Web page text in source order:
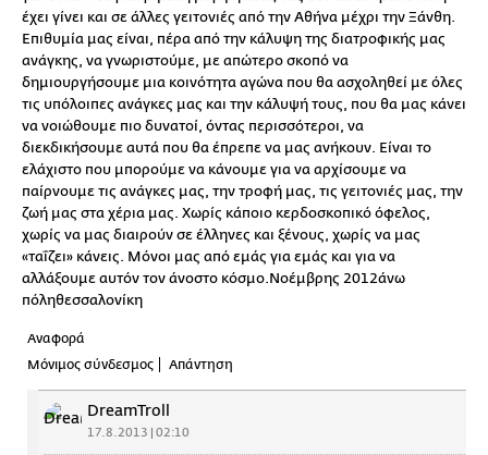
έχει γίνει και σε άλλες γειτονιές από την Αθήνα μέχρι την Ξάνθη.
Επιθυμία μας είναι, πέρα από την κάλυψη της διατροφικής μας
ανάγκης, να γνωριστούμε, με απώτερο σκοπό να
δημιουργήσουμε μια κοινότητα αγώνα που θα ασχοληθεί με όλες
τις υπόλοιπες ανάγκες μας και την κάλυψή τους, που θα μας κάνει
να νοιώθουμε πιο δυνατοί, όντας περισσότεροι, να
διεκδικήσουμε αυτά που θα έπρεπε να μας ανήκουν. Είναι το
ελάχιστο που μπορούμε να κάνουμε για να αρχίσουμε να
παίρνουμε τις ανάγκες μας, την τροφή μας, τις γειτονιές μας, την
ζωή μας στα χέρια μας. Χωρίς κάποιο κερδοσκοπικό όφελος,
χωρίς να μας διαιρούν σε έλληνες και ξένους, χωρίς να μας
«ταΐζει» κάνεις. Μόνοι μας από εμάς για εμάς και για να
αλλάξουμε αυτόν τον άνοστο κόσμο.Νοέμβρης 2012άνω
πόληθεσσαλονίκη
Αναφορά
Μόνιμος σύνδεσμος
Απάντηση
DreamTroll
17.8.2013 | 02:10